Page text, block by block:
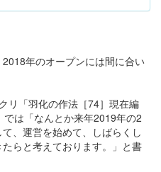
年のオープンには間に合い
リ「羽化の作法［74］現在編
は「なんとか来年2019年の2
、運営を始めて、しばらくし
らと考えております。」と書